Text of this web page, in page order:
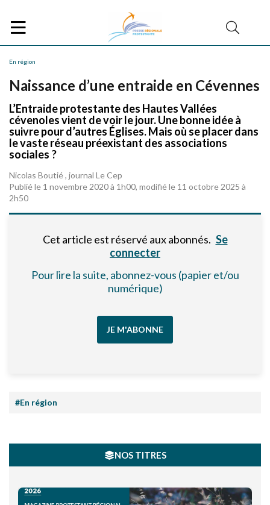
En région
Naissance d’une entraide en Cévennes
L’Entraide protestante des Hautes Vallées
cévenoles vient de voir le jour. Une bonne idée à
suivre pour d’autres Églises. Mais où se placer dans
le vaste réseau préexistant des associations
sociales ?
Nicolas Boutié , journal Le Cep
Publié le 1 novembre 2020 à 1h00, modifié le 11 octobre 2025 à
2h50
Cet article est réservé aux abonnés. Se
connecter
Pour lire la suite, abonnez-vous (papier et/ou
numérique)
JE M'ABONNE
#En région
NOS TITRES